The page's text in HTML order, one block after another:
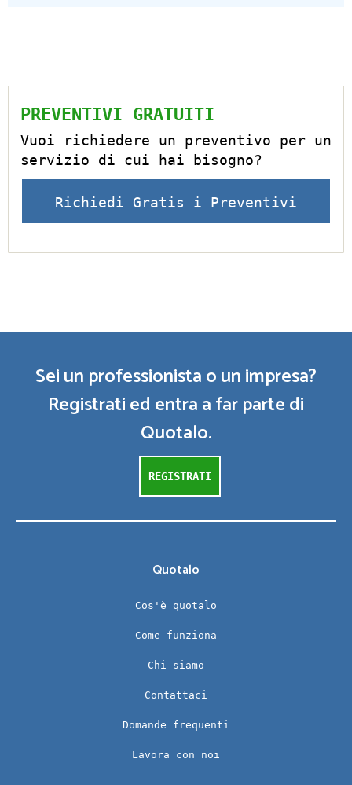
PREVENTIVI GRATUITI
Vuoi richiedere un preventivo per un
servizio di cui hai bisogno?
Richiedi Gratis i Preventivi
Sei un professionista o un impresa?
Registrati ed entra a far parte di
Quotalo.
REGISTRATI
Quotalo
Cos'è quotalo
Come funziona
Chi siamo
Contattaci
Domande frequenti
Lavora con noi